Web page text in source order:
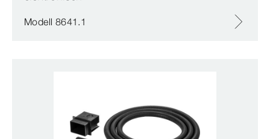
Modell 8641.1